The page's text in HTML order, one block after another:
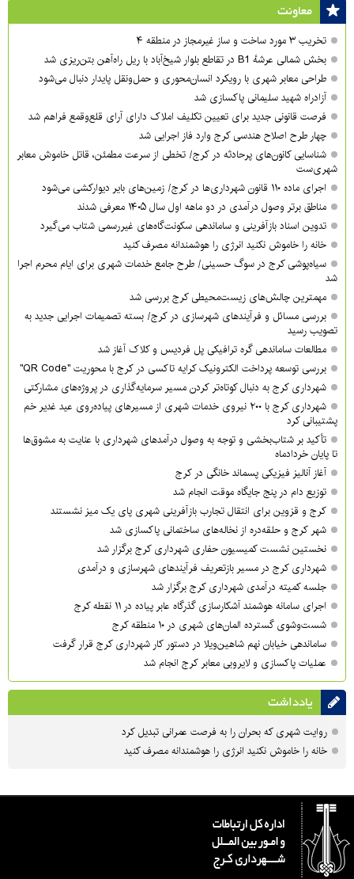
معاونت
تخریب ۳ مورد ساخت و ساز غیرمجاز در منطقه ۴
بخش شمالی عرشهٔ B1 در تقاطع بلوار شیخ‌آباد با ریل راه‌آهن بتن‌ریزی شد
طراحی معابر شهری با رویکرد انسان‌محوری و حمل‌ونقل پایدار دنبال می‌شود
آزادراه شهید سلیمانی پاکسازی شد
فرصت قانونی جدید برای تعیین تکلیف املاک دارای آرای قلع‌وقمع فراهم شد
چهار طرح اصلاح هندسی کرج وارد فاز اجرایی شد
شناسایی کانون‌های پرحادثه در کرج/ تخطی از سرعت مطمئن، قاتل خاموش معابر
شهری‌ست
اجرای ماده ۱۱۰ قانون شهرداری‌ها در کرج/ زمین‌های بایر دیوارکشی می‌شود
مناطق برتر وصول درآمدی در دو ماهه اول سال ۱۴۰۵ معرفی شدند
تدوین اسناد بازآفرینی و ساماندهی سکونت‌گاه‌های غیررسمی شتاب می‌گیرد
خانه را خاموش نکنید انرژی را هوشمندانه مصرف کنید
سیاه‌پوشی کرج در سوگ حسینی/ طرح جامع خدمات شهری برای ایام محرم اجرا
شد
مهمترین چالش‌های زیست‌محیطی کرج بررسی شد
بررسی مسائل و فرآیندهای شهرسازی در کرج/ بسته تصمیمات اجرایی جدید به
تصویب رسید
مطالعات ساماندهی گره ترافیکی پل فردیس و کلاک آغاز شد
بررسی توسعه پرداخت الکترونیک کرایه تاکسی در کرج با محوریت "QR Code"
شهرداری کرج به دنبال کوتاه‌تر کردن مسیر سرمایه‌گذاری در پروژه‌های مشارکتی
شهرداری کرج با ۲۰۰ نیروی خدمات شهری از مسیرهای پیاده‌روی عید غدیر خم
پشتیبانی کرد
تأکید بر شتاب‌بخشی و توجه به وصول درآمدهای شهرداری با عنایت به مشوق‌ها
تا پایان خردادماه
آغاز آنالیز فیزیکی پسماند خانگی در کرج
توزیع دام در پنج جایگاه موقت انجام شد
کرج و قزوین برای انتقال تجارب بازآفرینی شهری پای یک میز نشستند
شهر کرج و حلقه‌دره از نخاله‌های ساختمانی پاکسازی شد
نخستین نشست کمیسیون حفاری شهرداری کرج برگزار شد
شهرداری کرج در مسیر بازتعریف فرآیندهای شهرسازی و درآمدی
جلسه کمیته درآمدی شهرداری کرج برگزار شد
اجرای سامانه هوشمند آشکارسازی گذرگاه عابر پیاده در ۱۱ نقطه کرج
شست‌وشوی گسترده المان‌های شهری در ۱۰ منطقه کرج
ساماندهی خیابان نهم شاهین‌ویلا در دستور کار شهرداری کرج قرار گرفت
عملیات پاکسازی و لایروبی معابر کرج انجام شد
یادداشت
روایت شهری که بحران را به فرصت عمرانی تبدیل کرد
خانه را خاموش نکنید انرژی را هوشمندانه مصرف کنید